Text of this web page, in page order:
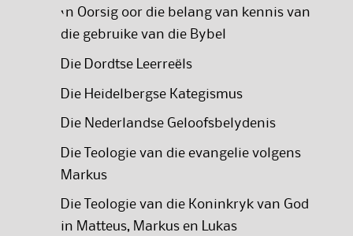
‘n Oorsig oor die belang van kennis van
die gebruike van die Bybel
Die Dordtse Leerreëls
Die Heidelbergse Kategismus
Die Nederlandse Geloofsbelydenis
Die Teologie van die evangelie volgens
Markus
Die Teologie van die Koninkryk van God
in Matteus, Markus en Lukas